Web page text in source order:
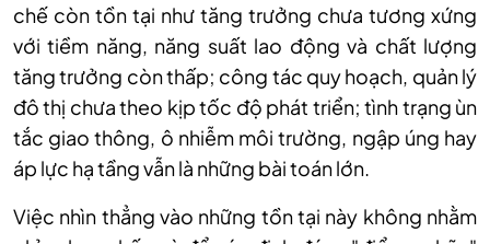
chế còn tồn tại như tăng trưởng chưa tương xứng
với tiềm năng, năng suất lao động và chất lượng
tăng trưởng còn thấp; công tác quy hoạch, quản lý
đô thị chưa theo kịp tốc độ phát triển; tình trạng ùn
tắc giao thông, ô nhiễm môi trường, ngập úng hay
áp lực hạ tầng vẫn là những bài toán lớn.
Việc nhìn thẳng vào những tồn tại này không nhằm